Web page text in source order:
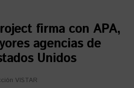
firma con APA,
agencias de
Unidos
VISTAR